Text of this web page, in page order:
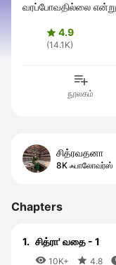
வரப்போவதில்லை
 4.9
(14.1K)
நூலகம்
சித்ரவதனா
8K ஃபாலோவர்ஸ்
Chapters
1. சித்ரா' வதை - 1
 10K+  4.8